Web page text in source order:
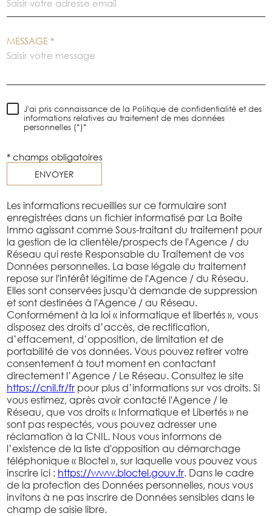
MESSAGE *
J'ai pris connaissance de la Politique de confidentialité et des
informations relatives au traitement de mes données
personnelles (*)*
* champs obligatoires
ENVOYER
Les informations recueillies sur ce formulaire sont
enregistrées dans un fichier informatisé par La Boite
Immo agissant comme Sous-traitant du traitement pour
la gestion de la clientèle/prospects de l'Agence / du
Réseau qui reste Responsable du Traitement de vos
Données personnelles. La base légale du traitement
repose sur l'intérêt légitime de l'Agence / du Réseau.
Elles sont conservées jusqu'à demande de suppression
et sont destinées à l'Agence / au Réseau.
Conformément à la loi « informatique et libertés », vous
disposez des droits d’accès, de rectification,
d’effacement, d’opposition, de limitation et de
portabilité de vos données. Vous pouvez retirer votre
consentement à tout moment en contactant
directement l’Agence / Le Réseau. Consultez le site
https://cnil.fr/fr pour plus d’informations sur vos droits. Si
vous estimez, après avoir contacté l'Agence / le
Réseau, que vos droits « Informatique et Libertés » ne
sont pas respectés, vous pouvez adresser une
réclamation à la CNIL. Nous vous informons de
l’existence de la liste d'opposition au démarchage
téléphonique « Bloctel », sur laquelle vous pouvez vous
inscrire ici : https://www.bloctel.gouv.fr. Dans le cadre
de la protection des Données personnelles, nous vous
invitons à ne pas inscrire de Données sensibles dans le
champ de saisie libre.